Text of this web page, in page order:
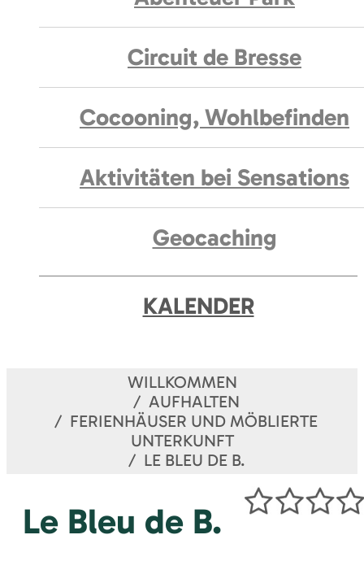
Circuit de Bresse
Cocooning, Wohlbefinden
Aktivitäten bei Sensations
Geocaching
KALENDER
WILLKOMMEN
AUFHALTEN
FERIENHÄUSER UND MÖBLIERTE
UNTERKUNFT
LE BLEU DE B.
Le Bleu de B.